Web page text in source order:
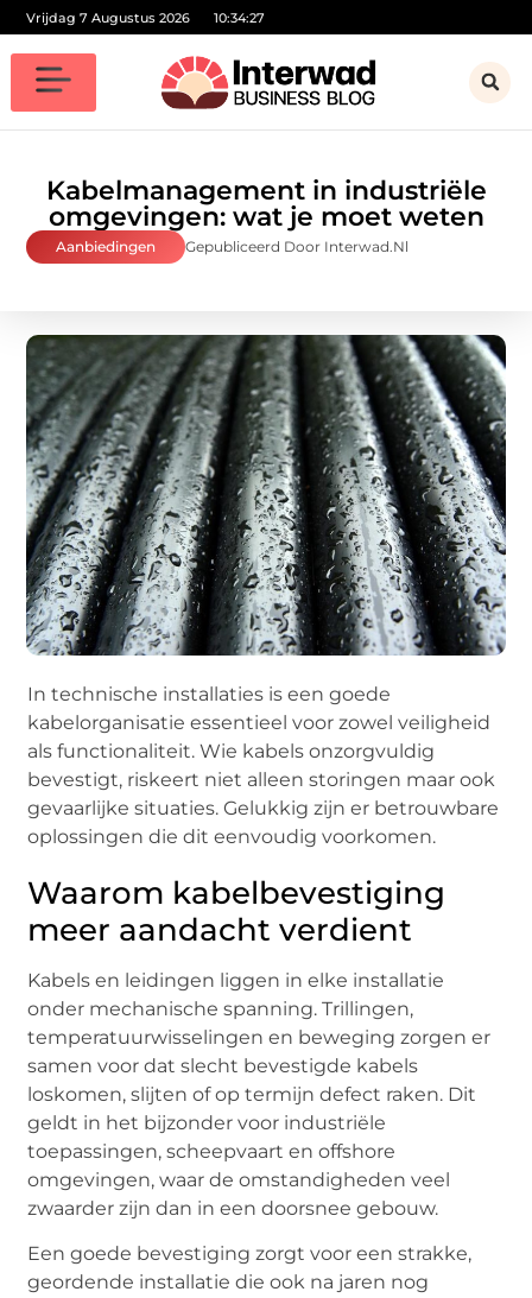
Vrijdag 7 Augustus 2026 10:34:28
Kabelmanagement in industriële
omgevingen: wat je moet weten
Aanbiedingen Gepubliceerd Door Interwad.nl
In technische installaties is een goede
kabelorganisatie essentieel voor zowel veiligheid
als functionaliteit. Wie kabels onzorgvuldig
bevestigt, riskeert niet alleen storingen maar ook
gevaarlijke situaties. Gelukkig zijn er betrouwbare
oplossingen die dit eenvoudig voorkomen.
Waarom kabelbevestiging
meer aandacht verdient
Kabels en leidingen liggen in elke installatie
onder mechanische spanning. Trillingen,
temperatuurwisselingen en beweging zorgen er
samen voor dat slecht bevestigde kabels
loskomen, slijten of op termijn defect raken. Dit
geldt in het bijzonder voor industriële
toepassingen, scheepvaart en offshore
omgevingen, waar de omstandigheden veel
zwaarder zijn dan in een doorsnee gebouw.
Een goede bevestiging zorgt voor een strakke,
geordende installatie die ook na jaren nog